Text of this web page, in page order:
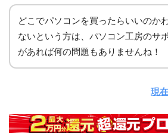
どこでパソコンを買ったらいいのか
ないという方は、パソコン工房のサ
があれば何の問題もありませんね！
現